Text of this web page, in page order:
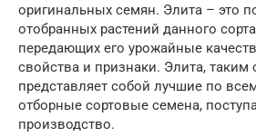
оригинальных семян. Элита – это
отобранных растений данного
передающих его урожайные
свойства и признаки. Элита, таким
представляет собой лучшие по
отборные сортовые семена,
производство.